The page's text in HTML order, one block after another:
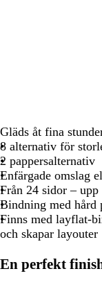
Gläds åt fina
8 alternativ för
2 pappersalternativ
Enfärgade omslag
Från 24 sidor –
Bindning med hård
Finns med layflat-
och skapar layouter
En perfekt